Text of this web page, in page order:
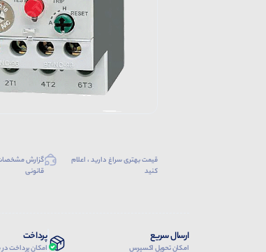
قیمت بهتری سراغ دارید ، اعلام
کنید
گزارش مشخصات
قانونی
ارسال سریع
امکان تحویل اکسپرس
پرداخت
امکان پرداخت